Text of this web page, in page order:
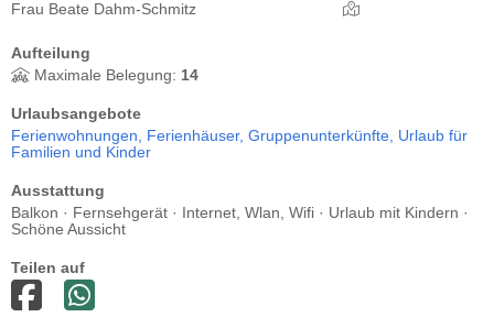
Frau Beate Dahm-Schmitz
Aufteilung
Maximale Belegung: 14
Urlaubsangebote
Ferienwohnungen, Ferienhäuser, Gruppenunterkünfte, Urlaub für
Familien und Kinder
Ausstattung
Balkon · Fernsehgerät · Internet, Wlan, Wifi · Urlaub mit Kindern ·
Schöne Aussicht
Teilen auf